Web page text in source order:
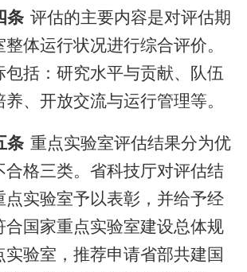
条 评估的主要内容是对评估期
体运行状况进行综合评价。
包括：研究水平与贡献、队伍
、开放交流与运行管理等。
条 重点实验室评估结果分为优
合格三类。省科技厅对评估结
点实验室予以表彰，并给予经
合国家重点实验室建设总体规
实验室，推荐申请省部共建国